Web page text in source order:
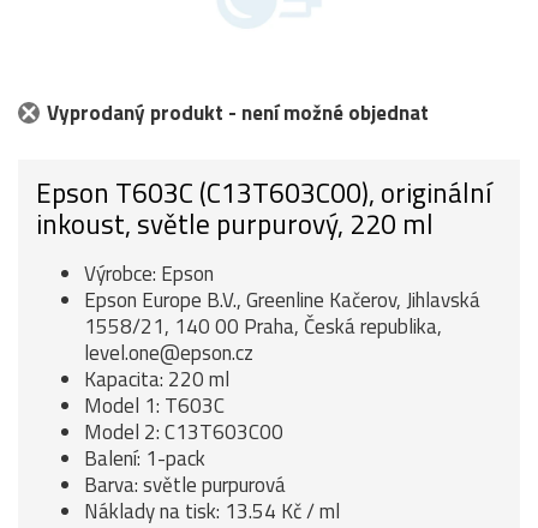
Vyprodaný produkt - není možné objednat
Epson T603C (C13T603C00), originální
inkoust, světle purpurový, 220 ml
Výrobce: Epson
Epson Europe B.V., Greenline Kačerov, Jihlavská
1558/21, 140 00 Praha, Česká republika,
level.one@epson.cz
Kapacita: 220 ml
Model 1: T603C
Model 2: C13T603C00
Balení: 1-pack
Barva: světle purpurová
Náklady na tisk: 13.54 Kč / ml